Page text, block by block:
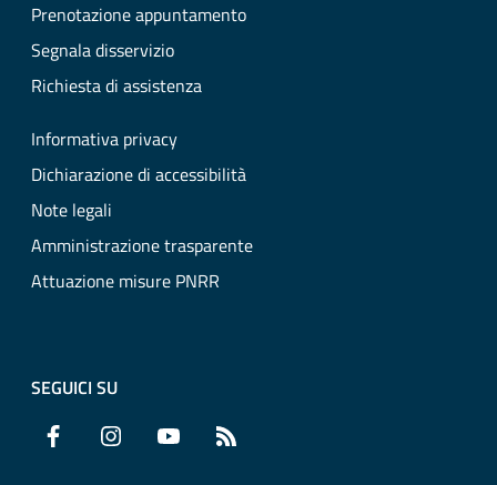
Prenotazione appuntamento
Segnala disservizio
Richiesta di assistenza
Informativa privacy
Dichiarazione di accessibilità
Note legali
Amministrazione trasparente
Attuazione misure PNRR
SEGUICI SU
Facebook Instagram YouTube